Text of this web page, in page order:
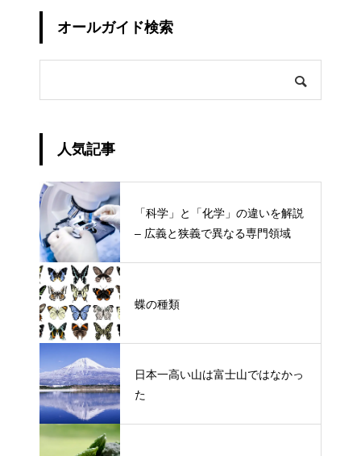
オールガイド検索
人気記事
「科学」と「化学」の違いを解説
– 広義と狭義で異なる専門領域
蝶の種類
日本一高い山は富士山ではなかっ
た